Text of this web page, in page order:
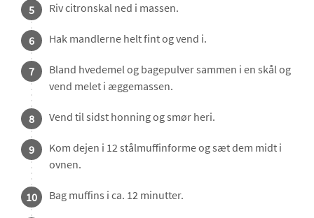
5 Riv citronskal ned i massen.
6 Hak mandlerne helt fint og vend i.
7
Bland hvedemel og bagepulver sammen i en skål og
vend melet i æggemassen.
8 Vend til sidst honning og smør heri.
9
Kom dejen i 12 stålmuffinforme og sæt dem midt i
ovnen.
10 Bag muffins i ca. 12 minutter.